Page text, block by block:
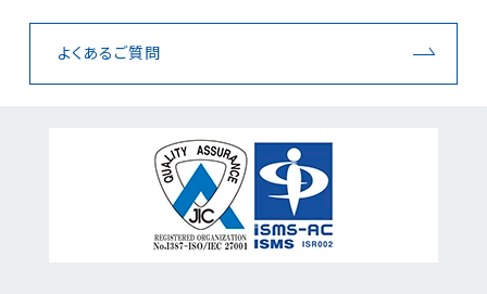
よくあるご質問